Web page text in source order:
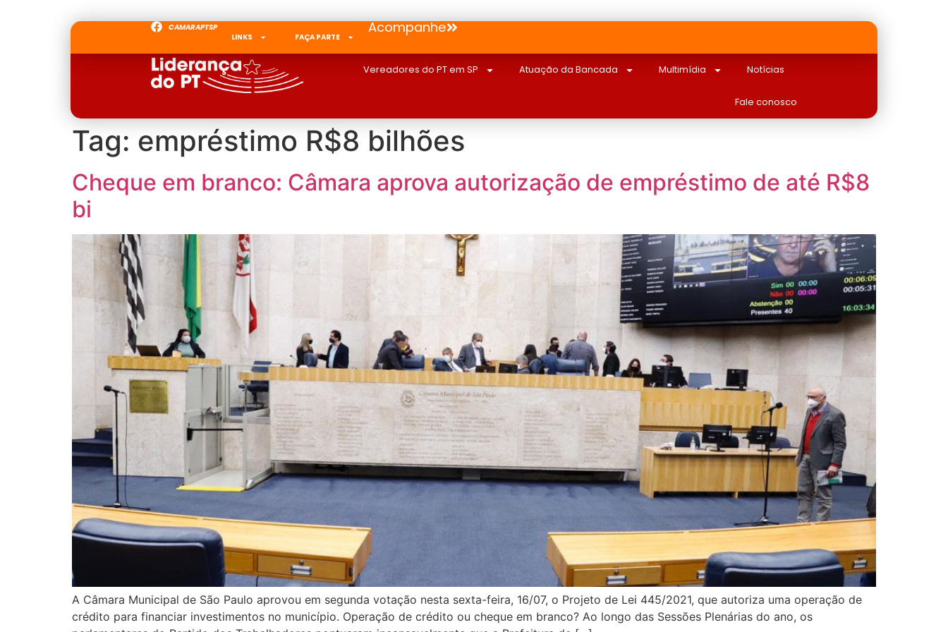
CAMARAPTSP
LINKS
FAÇA PARTE
Acompanhe
Vereadores do PT em SP Atuação da Bancada Multimídia Notícias
Fale conosco
Tag: empréstimo R$8 bilhões
Cheque em branco: Câmara aprova autorização de empréstimo de até R$8
bi
A Câmara Municipal de São Paulo aprovou em segunda votação nesta sexta-feira, 16/07, o Projeto de Lei 445/2021, que autoriza uma operação de
crédito para financiar investimentos no município. Operação de crédito ou cheque em branco? Ao longo das Sessões Plenárias do ano, os